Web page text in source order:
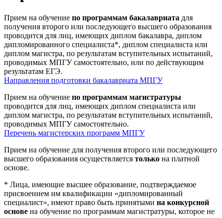
Прием на обучение по программам бакалавриата для
получения второго или последующего высшего образования
проводится для лиц, имеющих диплом бакалавра, диплом
дипломированного специалиста*, диплом специалиста или
диплом магистра, по результатам вступительных испытаний,
проводимых МПГУ самостоятельно, или по действующим
результатам ЕГЭ.
Направления подготовки бакалавриата МПГУ
Прием на обучение по программам магистратуры
проводится для лиц, имеющих диплом специалиста или
диплом магистра, по результатам вступительных испытаний,
проводимых МПГУ самостоятельно.
Перечень магистерских программ МПГУ
Прием на обучение для получения второго или последующего
высшего образования осуществляется только на платной
основе.
* Лица, имеющие высшее образование, подтверждаемое
присвоением им квалификации «дипломированный
специалист», имеют право быть принятыми на конкурсной
основе на обучение по программам магистратуры, которое не